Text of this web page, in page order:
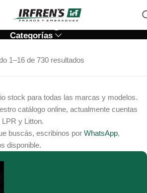
Catálogo
Categorías
1–16 de 730 resultados
stock para todas las marcas y modelos.
catálogo online, actualmente cuentas
y Litton.
buscás, escribinos por WhatsApp,
disponible.